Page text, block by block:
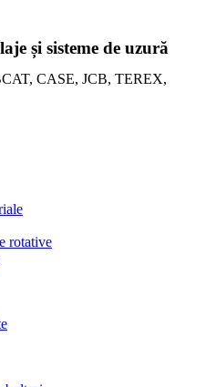
și sisteme de uzură
CASE, JCB, TEREX,
rotative